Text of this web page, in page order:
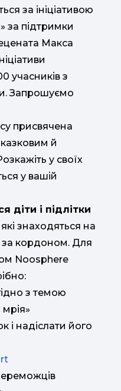
за ініціативою
за підтримки
Макса
учасників з
Запрошуємо
присвячена
й
у своїх
у вашій
діти і підлітки
які знаходяться на
за кордоном. Для
Noosphere
з темою
і надіслати його